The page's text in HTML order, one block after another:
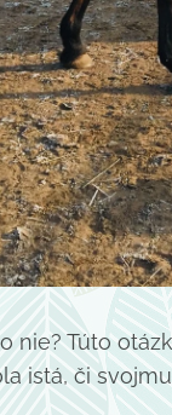
nie? Túto
istá, či